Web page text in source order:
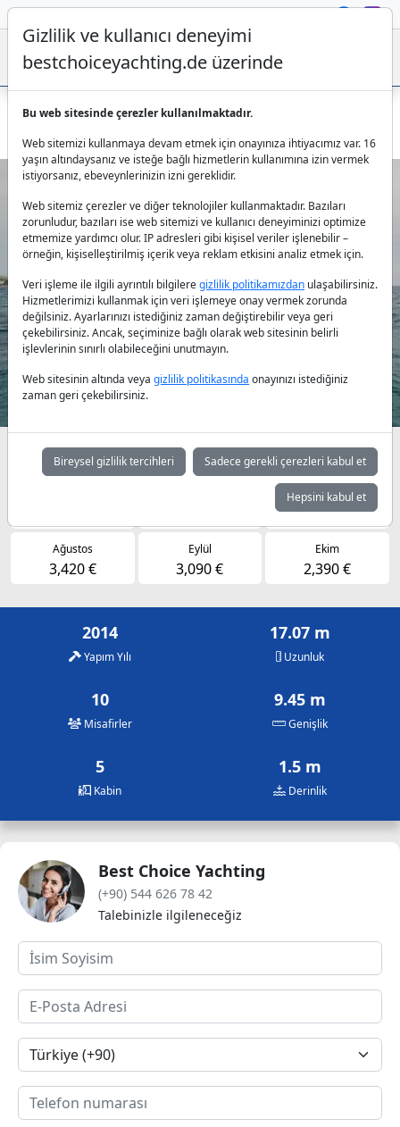
Lagoon 560 S2 Meliti: Atina'da Lüks Yelken
Previous Next
Müsaitlik durumuna göre günlük fiyatlar
Temmuz
3,420 €
Ağustos
3,420 €
Eylül
3,090 €
Ekim
2,390 €
2014
Yapım Yılı
17.07 m
Uzunluk
10
Misafirler
9.45 m
Genişlik
5
Kabin
1.5 m
Derinlik
Best Choice Yachting
(+90) 544 626 78 42
Talebinizle ilgileneceğiz
Gizlilik ve kullanıcı deneyimi
bestchoiceyachting.de üzerinde
Bu web sitesinde çerezler kullanılmaktadır.
Web sitemizi kullanmaya devam etmek için onayınıza ihtiyacımız var. 16
yaşın altındaysanız ve isteğe bağlı hizmetlerin kullanımına izin vermek
istiyorsanız, ebeveynlerinizin izni gereklidir.
Web sitemiz çerezler ve diğer teknolojiler kullanmaktadır. Bazıları
zorunludur, bazıları ise web sitemizi ve kullanıcı deneyiminizi optimize
etmemize yardımcı olur. IP adresleri gibi kişisel veriler işlenebilir –
örneğin, kişiselleştirilmiş içerik veya reklam etkisini analiz etmek için.
Veri işleme ile ilgili ayrıntılı bilgileregizlilik politikamızdan ulaşabilirsiniz.
Hizmetlerimizi kullanmak için veri işlemeye onay vermek zorunda
değilsiniz. Ayarlarınızı istediğiniz zaman değiştirebilir veya geri
çekebilirsiniz. Ancak, seçiminize bağlı olarak web sitesinin belirli
işlevlerinin sınırlı olabileceğini unutmayın.
Web sitesinin altında veya gizlilik politikasında onayınızı istediğiniz
zaman geri çekebilirsiniz.
Bireysel gizlilik tercihleri Sadece gerekli çerezleri kabul et
Hepsini kabul et